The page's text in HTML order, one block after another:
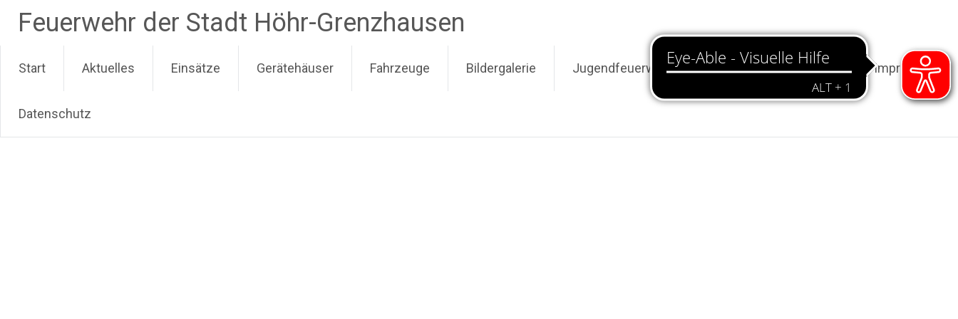
Inhalt
springen
Feuerwehr der Stadt Höhr-Grenzhausen
Start Aktuelles Einsätze Gerätehäuser Fahrzeuge Bildergalerie Jugendfeuerwehr Termine Kontakt Impressum
Datenschutz